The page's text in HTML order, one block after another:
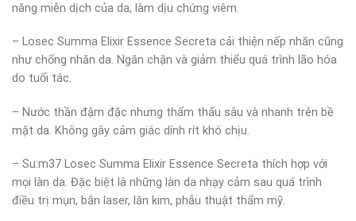
năng miễn dịch của da, làm dịu chứng viêm.
– Losec Summa Elixir Essence Secreta cải thiện nếp nhăn cũng
như chống nhăn da. Ngăn chặn và giảm thiểu quá trình lão hóa
do tuổi tác.
– Nước thần đậm đặc nhưng thẩm thấu sâu và nhanh trên bề
mặt da. Không gây cảm giác dính rít khó chịu.
– Su:m37 Losec Summa Elixir Essence Secreta thích hợp với
mọi làn da. Đặc biệt là những làn da nhạy cảm sau quá trình
điều trị mụn, bắn laser, lăn kim, phẫu thuật thẩm mỹ.